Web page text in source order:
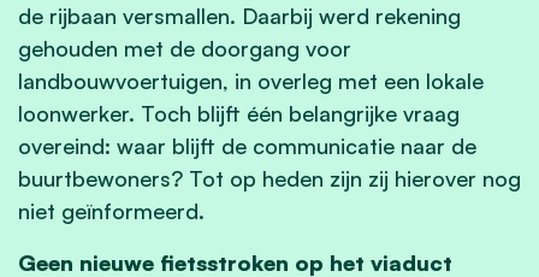
de rijbaan versmallen. Daarbij werd rekening
gehouden met de doorgang voor
landbouwvoertuigen, in overleg met een lokale
loonwerker. Toch blijft één belangrijke vraag
overeind: waar blijft de communicatie naar de
buurtbewoners? Tot op heden zijn zij hierover nog
niet geïnformeerd.
Geen nieuwe fietsstroken op het viaduct